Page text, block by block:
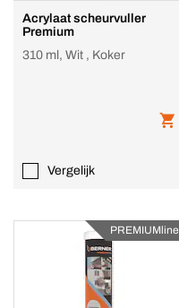
Acrylaat scheurvuller
Premium
310 ml, Wit , Koker
Vergelijk
PREMIUMline